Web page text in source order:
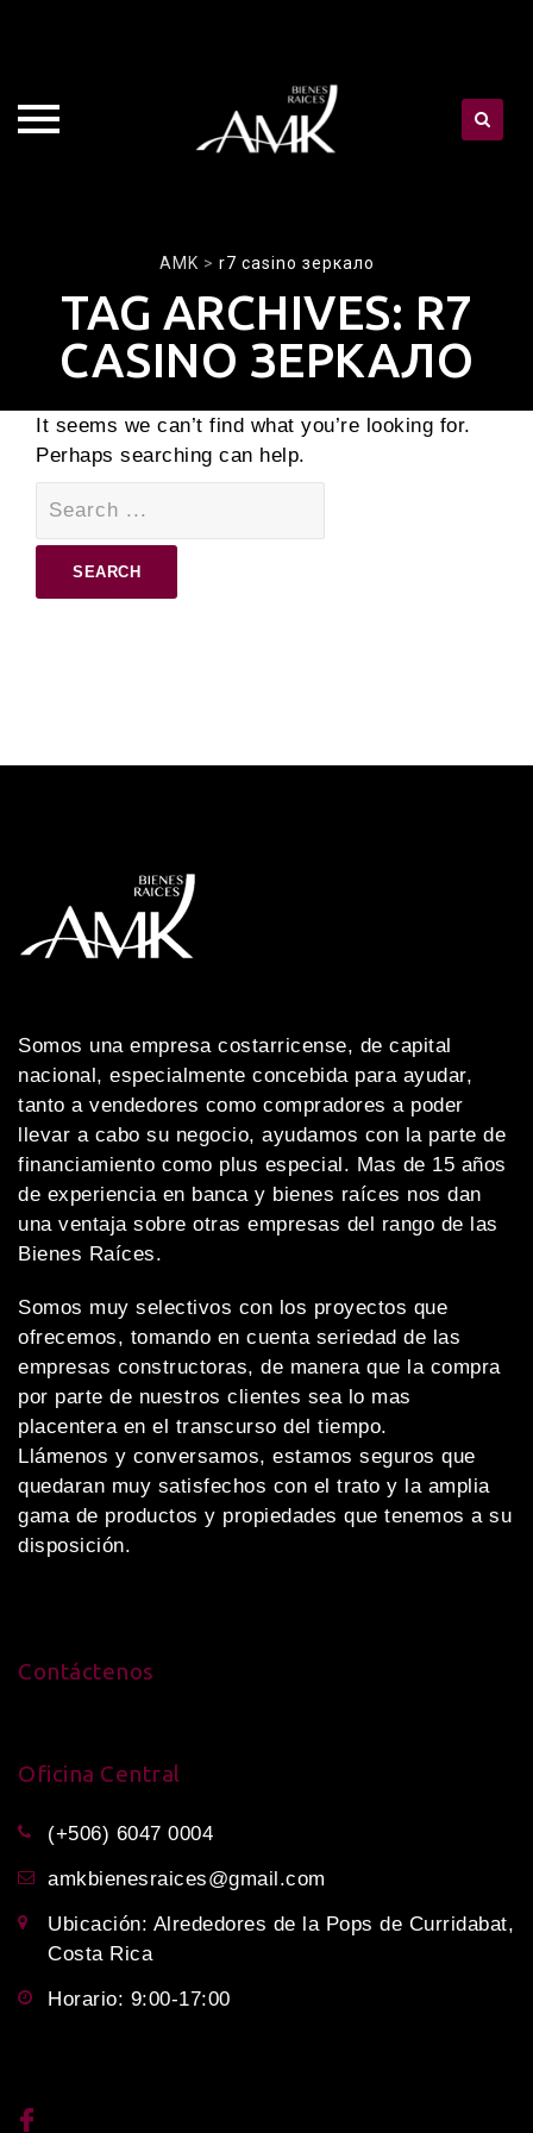
AMK > r7 casino зеркало
TAG ARCHIVES: R7
CASINO ЗЕРКАЛО
It seems we can’t find what you’re looking for.
Perhaps searching can help.
Somos una empresa costarricense, de capital
nacional, especialmente concebida para ayudar,
tanto a vendedores como compradores a poder
llevar a cabo su negocio, ayudamos con la parte de
financiamiento como plus especial. Mas de 15 años
de experiencia en banca y bienes raíces nos dan
una ventaja sobre otras empresas del rango de las
Bienes Raíces.
Somos muy selectivos con los proyectos que
ofrecemos, tomando en cuenta seriedad de las
empresas constructoras, de manera que la compra
por parte de nuestros clientes sea lo mas
placentera en el transcurso del tiempo.
Llámenos y conversamos, estamos seguros que
quedaran muy satisfechos con el trato y la amplia
gama de productos y propiedades que tenemos a su
disposición.
Contáctenos
Oficina Central
(+506) 6047 0004
amkbienesraices@gmail.com
Ubicación: Alrededores de la Pops de Curridabat,
Costa Rica
Horario: 9:00-17:00